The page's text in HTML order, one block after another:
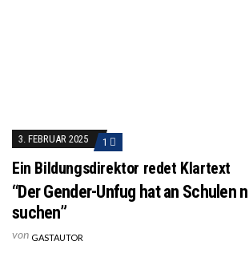
3. FEBRUAR 2025 1
Ein Bildungsdirektor redet Klartext
“Der Gender-Unfug hat an Schulen
suchen”
von GASTAUTOR